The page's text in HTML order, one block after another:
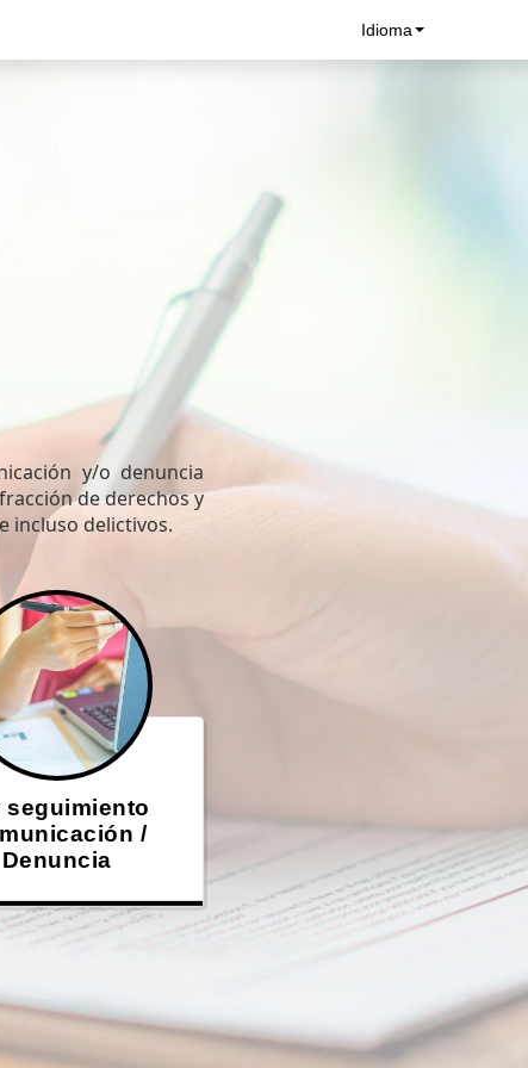
Idioma
y/o denuncia
de derechos y
incluso delictivos.
seguimiento
/
Denuncia